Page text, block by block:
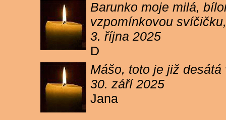
Barunko moje milá,
vzpomínkovou
3. října 2025
D
Mášo, toto je již
30. září 2025
Jana